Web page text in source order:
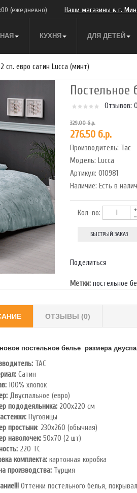
КУХНЯ ДЛЯ ДЕТЕЙ
(ежедневно) Наши магазины в г.
сп. евро сатин Lucca (минт)
Постельное
Отзывов: 0
329.00 б.р.
276.50 б.р.
Производитель: Tac
Модель: Lucca
Артикул:010981
Наличие: Есть в
Кол-во:
БЫСТРЫЙ ЗАКАЗ
Поделиться
Метки: постельное
ОТЗЫВЫ (0)
постельное белье размера
TAC
Сатин
100% хлопок
Двуспальное (евро)
пододеяльника: 200х220 см
Пуговицы
простыни: 230х260 (обычная)
наволочек: 50х70 (2 шт)
220 ТС
комплекта: картонная коробка
производства: Турция
Оттенки постельного белья,